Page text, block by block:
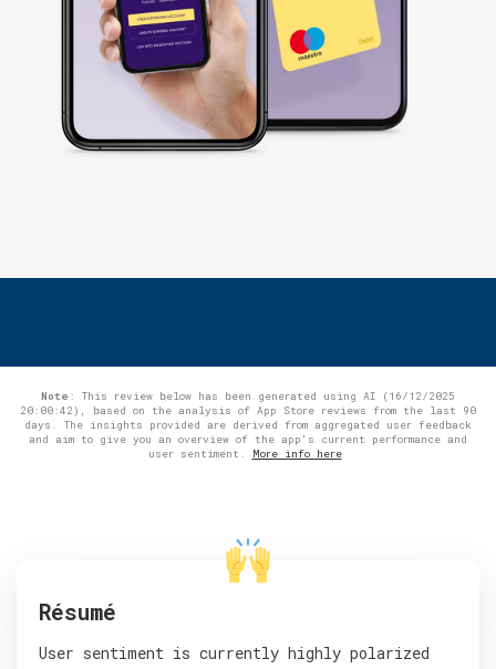
Note : This review below has been generated using AI (16/12/2025
20:00:42), based on the analysis of App Store reviews from the last 90
days. The insights provided are derived from aggregated user feedback
and aim to give you an overview of the app's current performance and
user sentiment.
More info here
Résumé
User sentiment is currently highly polarized